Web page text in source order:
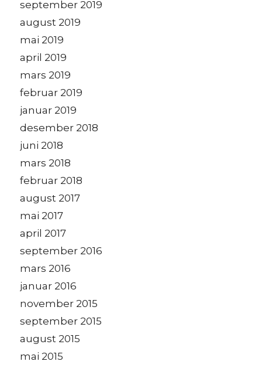
september 2019
august 2019
mai 2019
april 2019
mars 2019
februar 2019
januar 2019
desember 2018
juni 2018
mars 2018
februar 2018
august 2017
mai 2017
april 2017
september 2016
mars 2016
januar 2016
november 2015
september 2015
august 2015
mai 2015